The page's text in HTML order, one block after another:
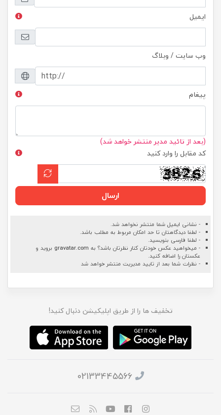
ایمیل
وب سایت / وبلاگ
پیغام
(بعد از تائید مدیر منتشر خواهد شد)
کد مقابل را وارد کنید
ارسال
- نشانی ایمیل شما منتشر نخواهد شد.
- لطفا دیدگاهتان تا حد امکان مربوط به مطلب باشد.
- لطفا فارسی بنویسید.
- میخواهید عکس خودتان کنار نظرتان باشد؟ به gravatar.com بروید و
عکستان را اضافه کنید.
- نظرات شما بعد از تایید مدیریت منتشر خواهد شد
تخفیف ها را از طریق اپلیکیشن دنبال کنید!
02133445566